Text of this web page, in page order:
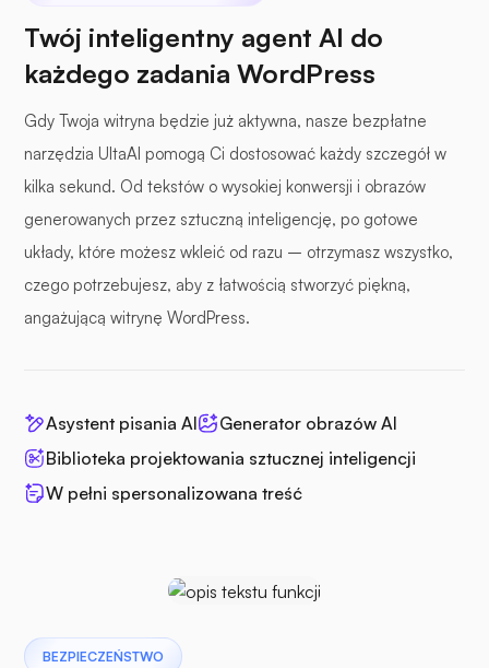
Twój inteligentny agent AI do
każdego zadania WordPress
Gdy Twoja witryna będzie już aktywna, nasze bezpłatne
narzędzia UltaAI pomogą Ci dostosować każdy szczegół w
kilka sekund. Od tekstów o wysokiej konwersji i obrazów
generowanych przez sztuczną inteligencję, po gotowe
układy, które możesz wkleić od razu – otrzymasz wszystko,
czego potrzebujesz, aby z łatwością stworzyć piękną,
angażującą witrynę WordPress.
Asystent pisania AI
Generator obrazów AI
Biblioteka projektowania sztucznej inteligencji
W pełni spersonalizowana treść
BEZPIECZEŃSTWO